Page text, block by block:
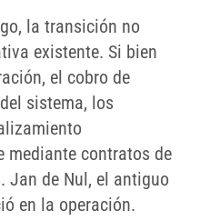
la transición no
existente. Si bien
el cobro de
sistema, los
mediante contratos de
Jan de Nul, el antiguo
en la operación.